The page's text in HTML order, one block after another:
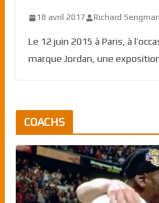
18 avril 2017 Richard
Le 12 juin 2015 à Paris, à
marque Jordan, une
COACHS